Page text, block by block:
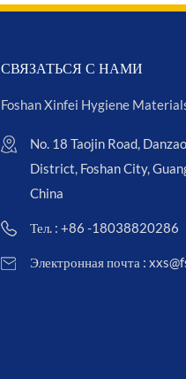
СВЯЗАТЬСЯ С НАМИ
Foshan Xinfei Hygiene
No. 18 Taojin Road,
District, Foshan City,
China
Тел. : +86 -18038820286
Электронная почта :